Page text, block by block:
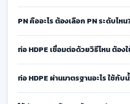
PN คืออะไร ต้องเลือก PN ระดับไหน
ท่อ HDPE เชื่อมต่อด้วยวิธีไหน ต้อ
ท่อ HDPE ผ่านมาตรฐานอะไร ใช้กับ